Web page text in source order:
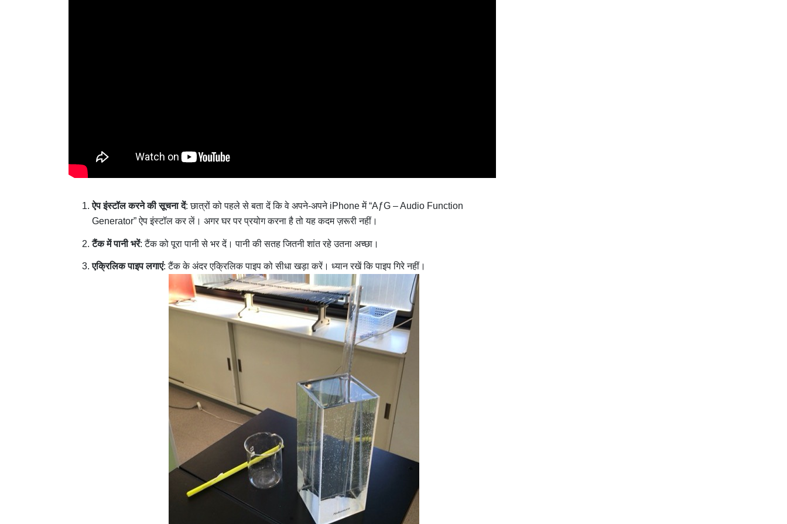
ऐप इंस्टॉल करने की सूचना दें: छात्रों को पहले से बता दें कि वे अपने-अपने iPhone में “AƒG – Audio Function
Generator” ऐप इंस्टॉल कर लें। अगर घर पर प्रयोग करना है तो यह कदम ज़रूरी नहीं।
टैंक में पानी भरें: टैंक को पूरा पानी से भर दें। पानी की सतह जितनी शांत रहे उतना अच्छा।
एक्रिलिक पाइप लगाएं: टैंक के अंदर एक्रिलिक पाइप को सीधा खड़ा करें। ध्यान रखें कि पाइप गिरे नहीं।